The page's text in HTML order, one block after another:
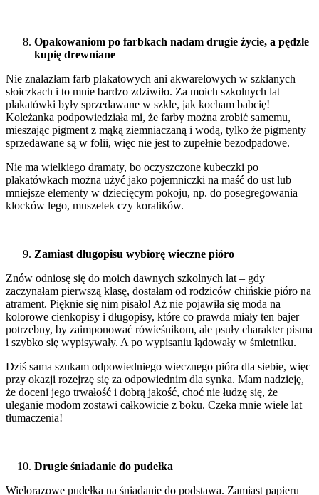
Opakowaniom po farbkach nadam drugie życie, a pędzle
kupię drewniane
Nie znalazłam farb plakatowych ani akwarelowych w szklanych
słoiczkach i to mnie bardzo zdziwiło. Za moich szkolnych lat
plakatówki były sprzedawane w szkle, jak kocham babcię!
Koleżanka podpowiedziała mi, że farby można zrobić samemu,
mieszając pigment z mąką ziemniaczaną i wodą, tylko że pigmenty
sprzedawane są w folii, więc nie jest to zupełnie bezodpadowe.
Nie ma wielkiego dramaty, bo oczyszczone kubeczki po
plakatówkach można użyć jako pojemniczki na maść do ust lub
mniejsze elementy w dziecięcym pokoju, np. do posegregowania
klocków lego, muszelek czy koralików.
Zamiast długopisu wybiorę wieczne pióro
Znów odniosę się do moich dawnych szkolnych lat – gdy
zaczynałam pierwszą klasę, dostałam od rodziców chińskie pióro na
atrament. Pięknie się nim pisało! Aż nie pojawiła się moda na
kolorowe cienkopisy i długopisy, które co prawda miały ten bajer
potrzebny, by zaimponować rówieśnikom, ale psuły charakter pisma
i szybko się wypisywały. A po wypisaniu lądowały w śmietniku.
Dziś sama szukam odpowiedniego wiecznego pióra dla siebie, więc
przy okazji rozejrzę się za odpowiednim dla synka. Mam nadzieję,
że doceni jego trwałość i dobrą jakość, choć nie łudzę się, że
uleganie modom zostawi całkowicie z boku. Czeka mnie wiele lat
tłumaczenia!
Drugie śniadanie do pudełka
Wielorazowe pudełka na śniadanie do podstawa. Zamiast papieru